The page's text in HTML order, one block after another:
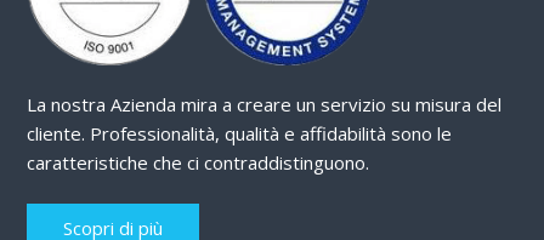
La nostra Azienda mira a creare un servizio su misura del
cliente. Professionalità, qualità e affidabilità sono le
caratteristiche che ci contraddistinguono.
Scopri di più